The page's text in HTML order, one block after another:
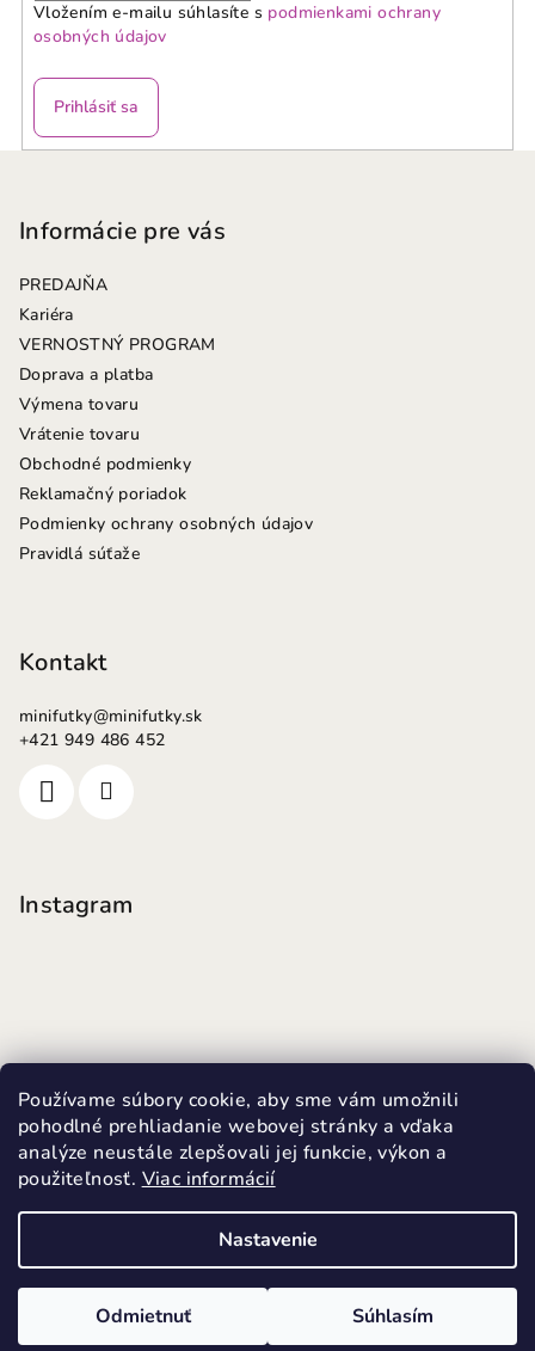
Používame súbory cookie, aby sme vám umožnili
pohodlné prehliadanie webovej stránky a vďaka
analýze neustále zlepšovali jej funkcie, výkon a
použiteľnosť. Viac informácií
Nastavenie
Odmietnuť Súhlasím
Vložením e-mailu súhlasíte s podmienkami ochrany
osobných údajov
Prihlásiť sa
Informácie pre vás
PREDAJŇA
Kariéra
VERNOSTNÝ PROGRAM
Doprava a platba
Výmena tovaru
Vrátenie tovaru
Obchodné podmienky
Reklamačný poriadok
Podmienky ochrany osobných údajov
Pravidlá súťaže
Kontakt
minifutky@minifutky.sk
+421 949 486 452
Instagram
Sledovať na Instagrame
Upraviť nastavenie cookies
Vytvoril Shoptet